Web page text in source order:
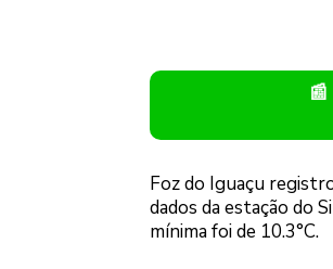
Foz do Iguaçu
dados da estação do
mínima foi de 10.3°C.